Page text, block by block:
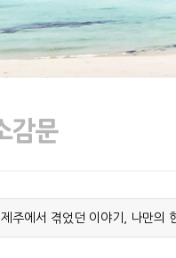
제주에서 겪었던 이야기, 나만의